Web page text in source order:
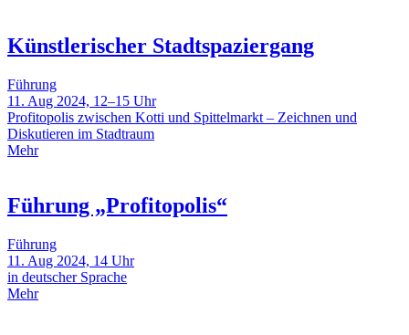
Künstlerischer Stadtspaziergang
Führung
11. Aug 2024, 12–15 Uhr
Profitopolis zwischen Kotti und Spittelmarkt – Zeichnen und
Diskutieren im Stadtraum
Mehr
Führung „Profitopolis“
Führung
11. Aug 2024, 14 Uhr
in deutscher Sprache
Mehr